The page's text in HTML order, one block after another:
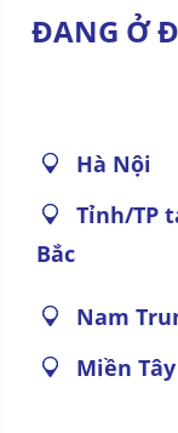
ĐANG Ở
Hà Nội
Tỉnh/TP
Bắc
Nam
Miền Tây